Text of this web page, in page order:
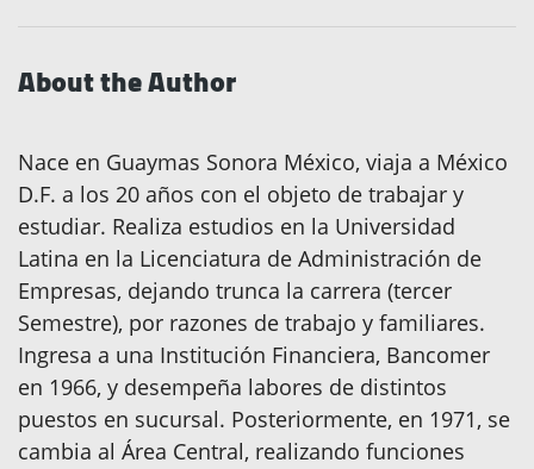
About the Author
Nace en Guaymas Sonora México, viaja a México
D.F. a los 20 años con el objeto de trabajar y
estudiar. Realiza estudios en la Universidad
Latina en la Licenciatura de Administración de
Empresas, dejando trunca la carrera (tercer
Semestre), por razones de trabajo y familiares.
Ingresa a una Institución Financiera, Bancomer
en 1966, y desempeña labores de distintos
puestos en sucursal. Posteriormente, en 1971, se
cambia al Área Central, realizando funciones